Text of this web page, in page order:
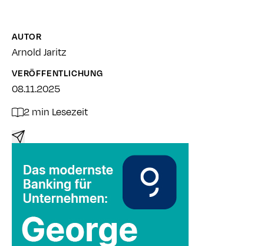
AUTOR
Arnold Jaritz
VERÖFFENTLICHUNG
08.11.2025
2 min Lesezeit